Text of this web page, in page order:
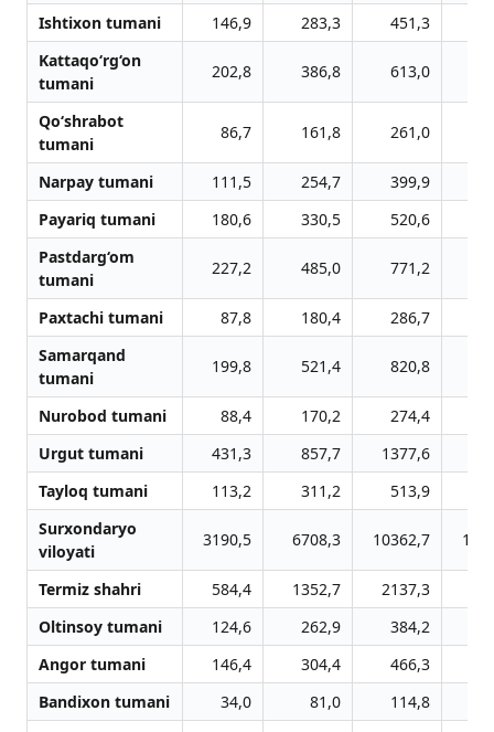
Ishtixon tumani 146,9 283,3 451,3
Kattaqo‘rg‘on
tumani
202,8 386,8 613,0
Qo‘shrabot
tumani
86,7 161,8 261,0
Narpay tumani 111,5 254,7 399,9
Payariq tumani
180,6 330,5 520,6
Pastdarg‘om
tumani
227,2 485,0 771,2
Paxtachi tumani 87,8 180,4 286,7
Samarqand
tumani
199,8 521,4 820,8
Nurobod tumani 88,4 170,2 274,4
Urgut tumani
431,3 857,7 1377,6
Tayloq tumani
113,2 311,2 513,9
Surxondaryo
viloyati
3190,5 6708,3 10362,7
Termiz shahri 584,4 1352,7 2137,3
Oltinsoy tumani
124,6 262,9 384,2
Angor tumani
146,4 304,4 466,3
Bandixon tumani
34,0 81,0 114,8